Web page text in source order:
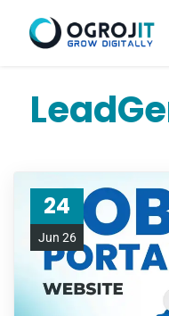
24
Jun 26